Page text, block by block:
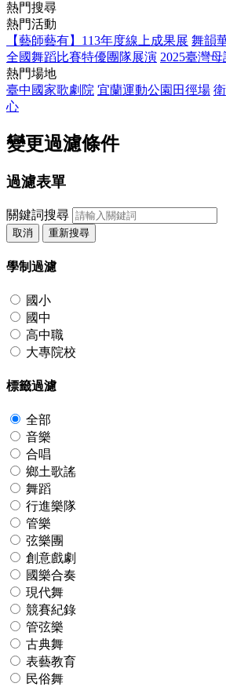
熱門搜尋
熱門活動
【藝師藝有】113年度線上成果展 舞韻
全國舞蹈比賽特優團隊展演 2025臺灣
熱門場地
臺中國家歌劇院 宜蘭運動公園田徑場
心
變更過濾條件
過濾表單
關鍵詞搜尋
取消 重新搜尋
學制過濾
國小
國中
高中職
大專院校
標籤過濾
全部
音樂
合唱
鄉土歌謠
舞蹈
行進樂隊
管樂
弦樂團
創意戲劇
國樂合奏
現代舞
競賽紀錄
管弦樂
古典舞
表藝教育
民俗舞